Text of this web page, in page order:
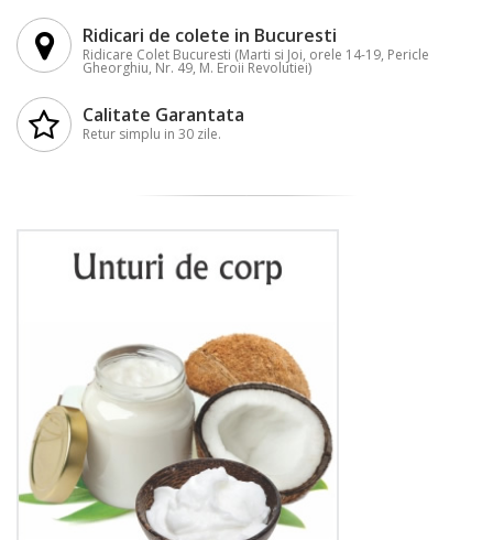
Ridicari de colete in Bucuresti
Ridicare Colet Bucuresti (Marti si Joi, orele 14-19, Pericle
Gheorghiu, Nr. 49, M. Eroii Revolutiei)
Calitate Garantata
Retur simplu in 30 zile.